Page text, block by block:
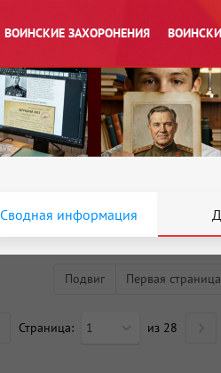
ВОИНСКИЕ ЗАХОРОНЕНИЯ
Сводная информация
Подвиг Первая
Страница: 1 из 28